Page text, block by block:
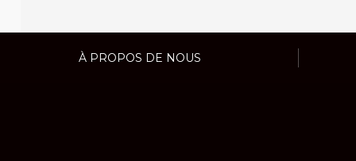
À PROPOS DE NOUS